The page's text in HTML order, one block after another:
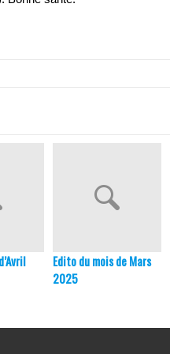
Edito du mois de Mars
2025